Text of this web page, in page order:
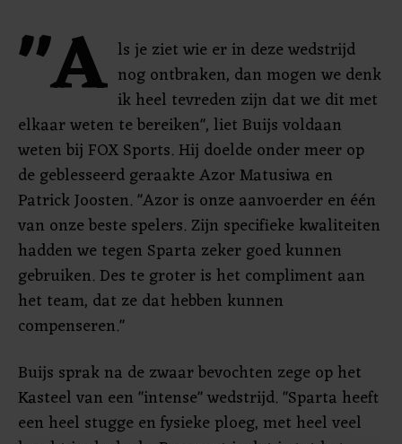
"A ls je ziet wie er in deze wedstrijd
nog ontbraken, dan mogen we denk
ik heel tevreden zijn dat we dit met
elkaar weten te bereiken", liet Buijs voldaan
weten bij FOX Sports. Hij doelde onder meer op
de geblesseerd geraakte Azor Matusiwa en
Patrick Joosten. "Azor is onze aanvoerder en één
van onze beste spelers. Zijn specifieke kwaliteiten
hadden we tegen Sparta zeker goed kunnen
gebruiken. Des te groter is het compliment aan
het team, dat ze dat hebben kunnen
compenseren."
Buijs sprak na de zwaar bevochten zege op het
Kasteel van een "intense" wedstrijd. "Sparta heeft
een heel stugge en fysieke ploeg, met heel veel